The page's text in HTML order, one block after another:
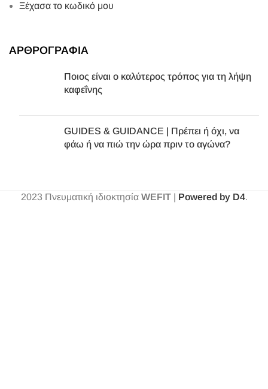
Ξέχασα το κωδικό μου
ΑΡΘΡΟΓΡΑΦΙΑ
Ποιος είναι ο καλύτερος τρόπος για τη λήψη
καφεΐνης
GUIDES & GUIDANCE | Πρέπει ή όχι, να
φάω ή να πιώ την ώρα πριν το αγώνα?
2023 Πνευματική ιδιοκτησία WEFIT| Powered by D4.